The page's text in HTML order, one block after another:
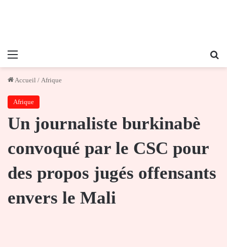
Menu
Accueil / Afrique
Afrique
Un journaliste burkinabè
convoqué par le CSC pour
des propos jugés offensants
envers le Mali